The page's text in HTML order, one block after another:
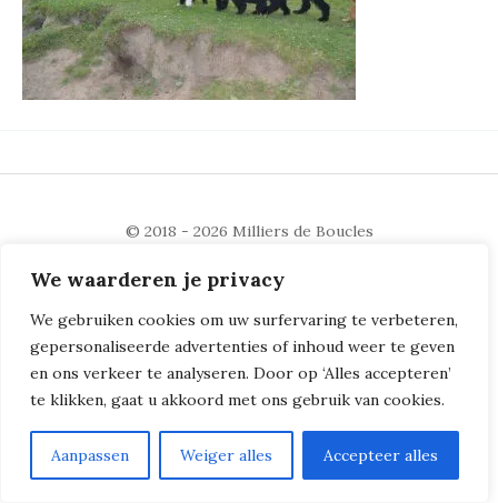
We waarderen je privacy
We gebruiken cookies om uw surfervaring te verbeteren,
gepersonaliseerde advertenties of inhoud weer te geven
en ons verkeer te analyseren. Door op ‘Alles accepteren’
te klikken, gaat u akkoord met ons gebruik van cookies.
Aanpassen Weiger alles Accepteer alles
© 2018 - 2026 Milliers de Boucles